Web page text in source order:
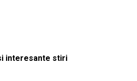
interesante stiri